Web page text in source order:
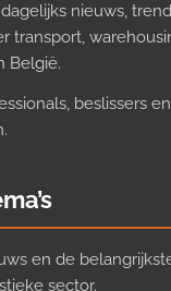
nieuws,
transport,
België.
beslissers
en de
sector.